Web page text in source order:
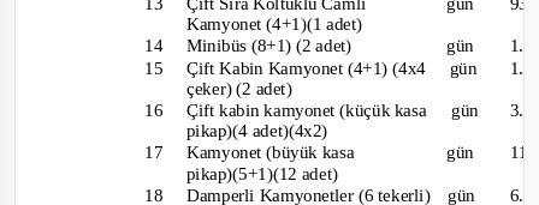
Kamyonet (4+1)(1 adet)
14 Minibüs (8+1) (2 adet)
15 Çift Kabin Kamyonet (4+1) (4x4
gün
çeker) (2 adet)
gün
16 Çift kabin kamyonet (küçük kasa
gün
pikap)(4 adet)(4x2)
17 Kamyonet (büyük kasa
gün
pikap)(5+1)(12 adet)
18 Damperli Kamyonetler (6 tekerli)
gün